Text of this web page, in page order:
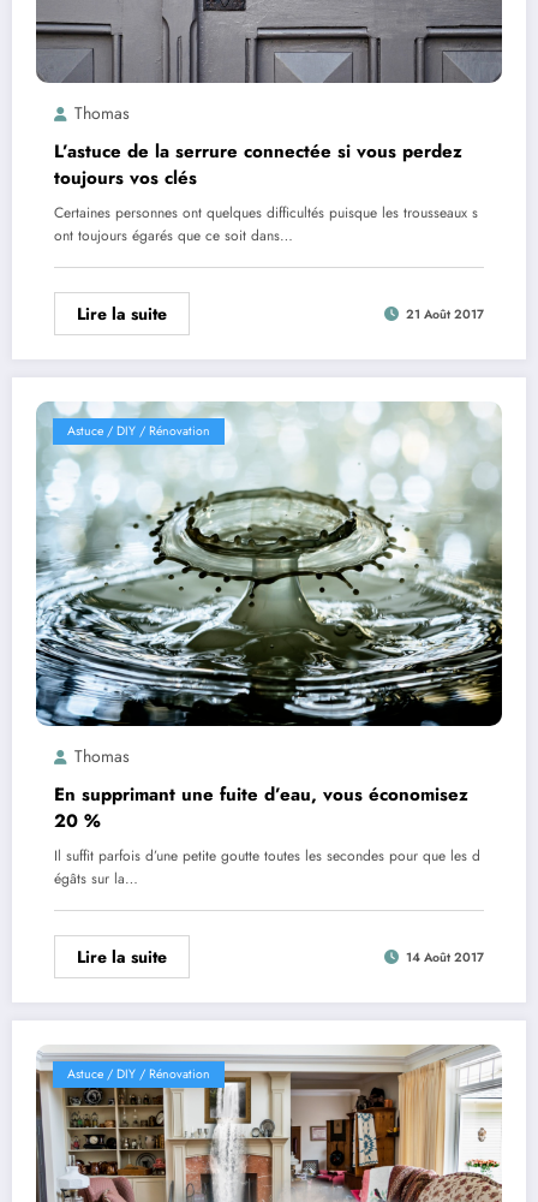
Thomas
L’astuce de la serrure connectée si vous perdez
toujours vos clés
Certaines personnes ont quelques difficultés puisque les trousseaux s
ont toujours égarés que ce soit dans…
Lire la suite 21 Août 2017
Astuce / DIY / Rénovation
Thomas
En supprimant une fuite d’eau, vous économisez
20 %
Il suffit parfois d’une petite goutte toutes les secondes pour que les d
égâts sur la…
Lire la suite 14 Août 2017
Astuce / DIY / Rénovation